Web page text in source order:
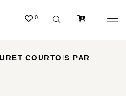
0
COURTOIS PAR